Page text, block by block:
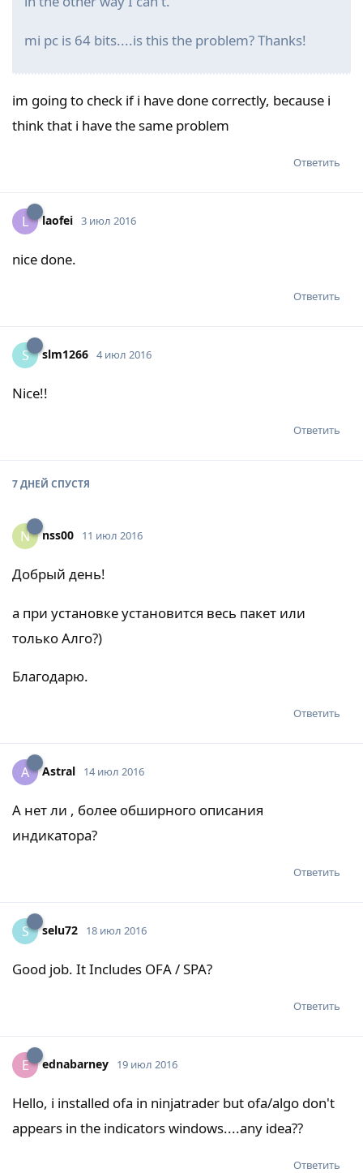
mi pc is 64 bits....is this the problem? Thanks!
im going to check if i have done correctly, because i
think that i have the same problem
Ответить
L laofei 3 июл 2016
nice done.
Ответить
S slm1266 4 июл 2016
Nice!!
Ответить
7 ДНЕЙ СПУСТЯ
N nss00 11 июл 2016
Добрый день!
а при установке установится весь пакет или
только Алго?)
Благодарю.
Ответить
A Astral 14 июл 2016
А нет ли , более обширного описания
индикатора?
Ответить
S selu72 18 июл 2016
Good job. It Includes OFA / SPA?
Ответить
E ednabarney 19 июл 2016
Hello, i installed ofa in ninjatrader but ofa/algo don't
appears in the indicators windows....any idea??
Ответить